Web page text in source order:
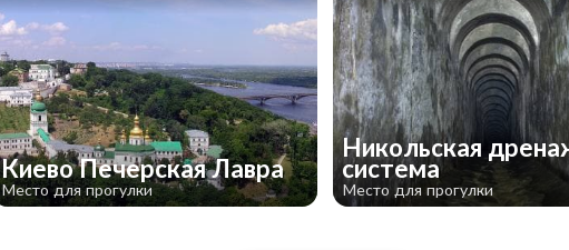
Киево Печерская Лавра
Место для прогулки
Никольская
система
Место для прогулки